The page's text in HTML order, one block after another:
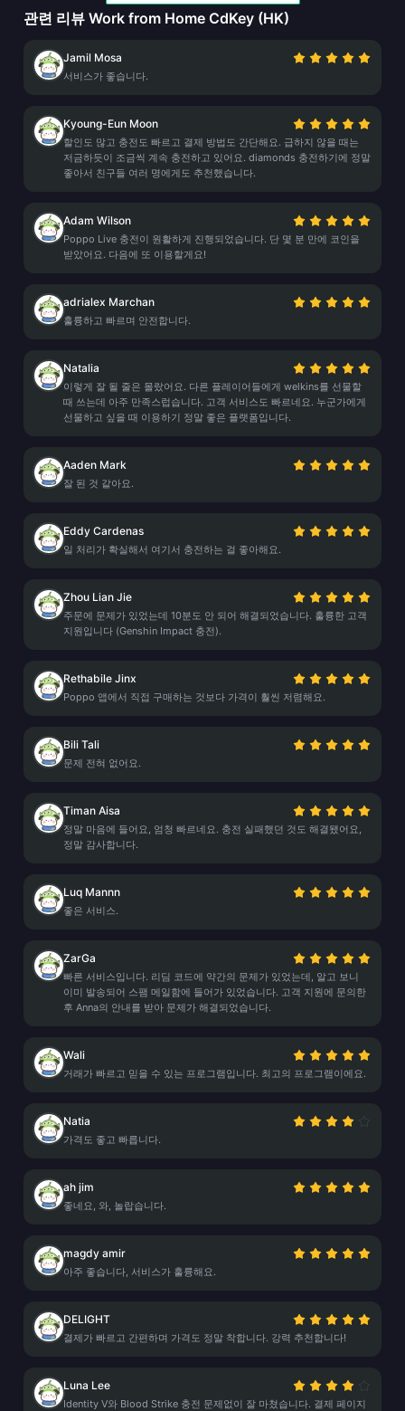
관련 리뷰 Work from Home CdKey (HK)
Jamil Mosa
서비스가 좋습니다.
Kyoung-Eun Moon
할인도 많고 충전도 빠르고 결제 방법도 간단해요. 급하지 않을 때는
저금하듯이 조금씩 계속 충전하고 있어요. diamonds 충전하기에 정말
좋아서 친구들 여러 명에게도 추천했습니다.
Adam Wilson
Poppo Live 충전이 원활하게 진행되었습니다. 단 몇 분 만에 코인을
받았어요. 다음에 또 이용할게요!
adrialex Marchan
훌륭하고 빠르며 안전합니다.
Natalia
이렇게 잘 될 줄은 몰랐어요. 다른 플레이어들에게 welkins를 선물할
때 쓰는데 아주 만족스럽습니다. 고객 서비스도 빠르네요. 누군가에게
선물하고 싶을 때 이용하기 정말 좋은 플랫폼입니다.
Aaden Mark
잘 된 것 같아요.
Eddy Cardenas
일 처리가 확실해서 여기서 충전하는 걸 좋아해요.
Zhou Lian Jie
주문에 문제가 있었는데 10분도 안 되어 해결되었습니다. 훌륭한 고객
지원입니다 (Genshin Impact 충전).
Rethabile Jinx
Poppo 앱에서 직접 구매하는 것보다 가격이 훨씬 저렴해요.
Bili Tali
문제 전혀 없어요.
Timan Aisa
정말 마음에 들어요, 엄청 빠르네요. 충전 실패했던 것도 해결됐어요,
정말 감사합니다.
Luq Mannn
좋은 서비스.
ZarGa
빠른 서비스입니다. 리딤 코드에 약간의 문제가 있었는데, 알고 보니
이미 발송되어 스팸 메일함에 들어가 있었습니다. 고객 지원에 문의한
후 Anna의 안내를 받아 문제가 해결되었습니다.
Wali
거래가 빠르고 믿을 수 있는 프로그램입니다. 최고의 프로그램이에요.
Natia
가격도 좋고 빠릅니다.
ah jim
좋네요, 와, 놀랍습니다.
magdy amir
아주 좋습니다, 서비스가 훌륭해요.
DELIGHT
결제가 빠르고 간편하며 가격도 정말 착합니다. 강력 추천합니다!
Luna Lee
Identity V와 Blood Strike 충전 문제없이 잘 마쳤습니다. 결제 페이지